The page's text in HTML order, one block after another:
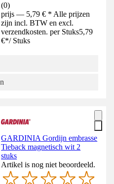
(0)
prijs — 5,79 € * Alle prijzen
zijn incl. BTW en excl.
verzendkosten. per Stuks5,79
€*/ Stuks
GARDINIA Gordijn embrasse
Tieback magnetisch wit 2
stuks
Artikel is nog niet beoordeeld.